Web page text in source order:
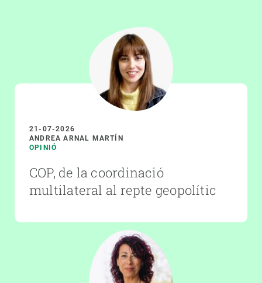
21-07-2026
ANDREA ARNAL MARTÍN
OPINIÓ
COP, de la coordinació
multilateral al repte geopolític